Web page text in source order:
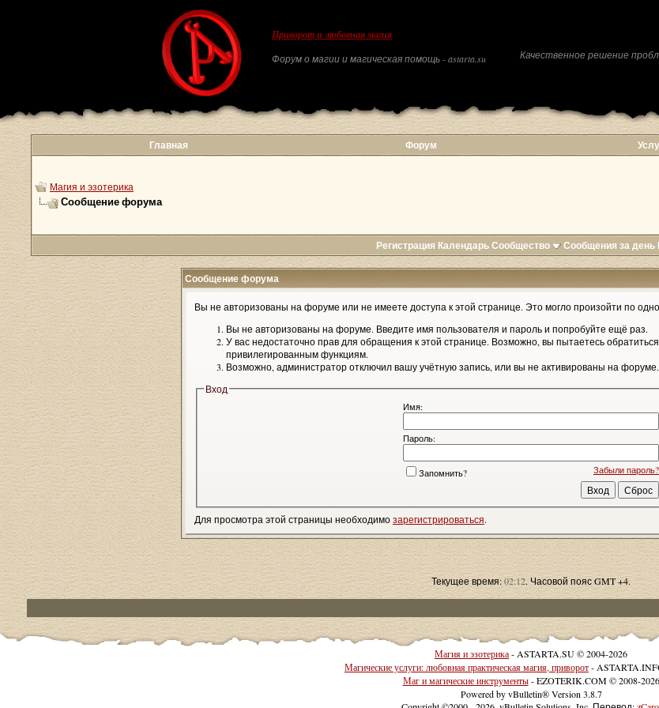
Приворот и любовная магия
Форум о магии и магическая помощь - astarta.su
Качественное решение
Главная Форум
Магия и эзотерика
Сообщение форума
Регистрация КалендарьСообщество Сообщения за день
Сообщение форума
Вы не авторизованы на форуме или не имеете доступа к этой странице. Это могло произойти по
Вы не авторизованы на форуме. Введите имя пользователя и пароль и попробуйте ещё раз.
У вас недостаточно прав для обращения к этой странице. Возможно, вы пытаетесь
привилегированным функциям.
Возможно, администратор отключил вашу учётную запись, или вы не активированы на форуме.
Вход
Имя:
Пароль:
Забыли пароль?
Запомнить?
Для просмотра этой страницы необходимозарегистрироваться.
Текущее время:02:12. Часовой пояс GMT +4.
Магия и эзотерика- ASTARTA.SU © 2004-2026
Магические услуги: любовная практическая магия, приворот-
Маг и магические инструменты- EZOTERIK.COM © 2008-2026
Powered by vBulletin® Version 3.8.7